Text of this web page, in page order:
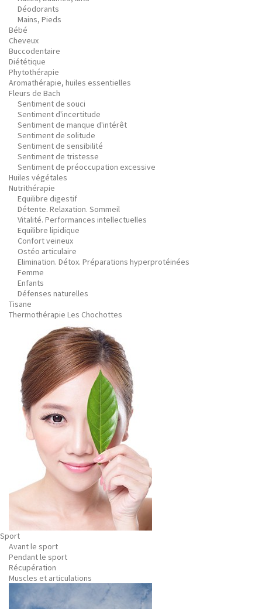
Déodorants
Mains, Pieds
Bébé
Cheveux
Buccodentaire
Diététique
Phytothérapie
Aromathérapie, huiles essentielles
Fleurs de Bach
Sentiment de souci
Sentiment d'incertitude
Sentiment de manque d'intérêt
Sentiment de solitude
Sentiment de sensibilité
Sentiment de tristesse
Sentiment de préoccupation excessive
Huiles végétales
Nutrithérapie
Equilibre digestif
Détente. Relaxation. Sommeil
Vitalité. Performances intellectuelles
Equilibre lipidique
Confort veineux
Ostéo articulaire
Elimination. Détox. Préparations hyperprotéinées
Femme
Enfants
Défenses naturelles
Tisane
Thermothérapie Les Chochottes
Sport
Avant le sport
Pendant le sport
Récupération
Muscles et articulations